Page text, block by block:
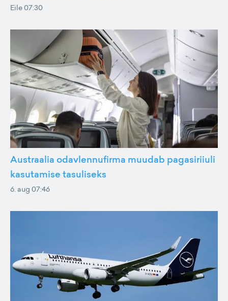
Eile 07:30
Austraalia odavlennufirma muudab pagasiriiuli
kasutamise tasuliseks
6. aug 07:46